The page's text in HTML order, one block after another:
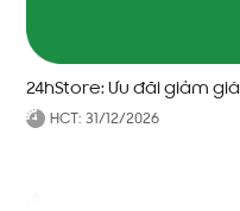
24hStore: Ưu đãi giảm
HCT: 31/12/2026